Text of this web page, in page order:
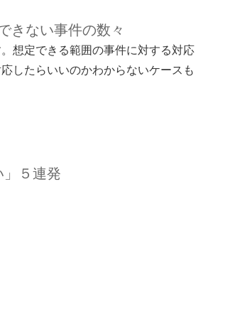
きない事件の数々
想定できる範囲の事件に対する対応
したらいいのかわからないケースも
５連発